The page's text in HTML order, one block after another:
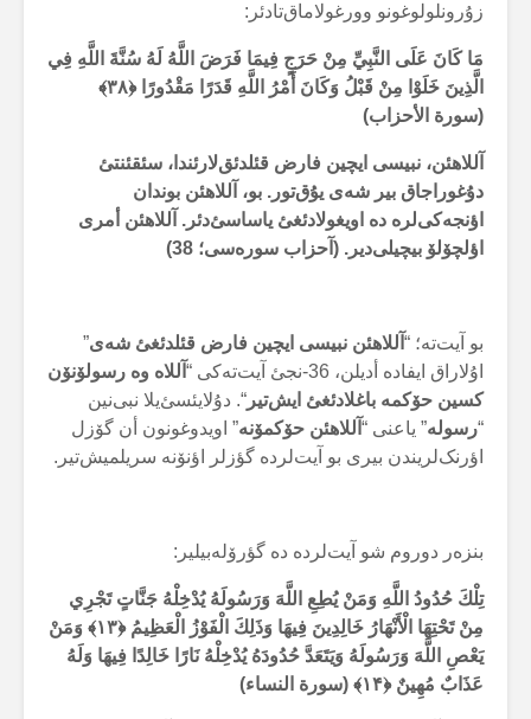
زۇرونلولوغونو وورغولاماق‌تادئر:
مَا كَانَ عَلَى النَّبِيِّ مِنْ حَرَجٍ فِيمَا فَرَضَ اللَّهُ لَهُ سُنَّةَ اللَّهِ فِي
الَّذِينَ خَلَوْا مِنْ قَبْلُ وَكَانَ أَمْرُ اللَّهِ قَدَرًا مَقْدُورًا
﴿۳۸﴾
(سورة الأحزاب)
آللاهئن، نبیسی ایچین فارض قئلدئق‌لارئندا، سئقئنتئ
دۇغوراجاق بیر شەی یۇق‌تور. بو، آللاهئن بوندان
اؤنجەکی‌لرە دە اویغولادئغئ یاساسئ‌دئر. آللاهئن أمری
اؤلچۆلۆ بیچیلی‌دیر. (آحزاب سورەسی؛ 38)
بو آیت‌تە؛ “ آللاهئن نبیسی ایچین فارض قئلدئغئ شەی”
اۇلاراق ایفادە أدیلن، 36-نجئ آیت‌تەکی “
آللاە وە رسولۆنۆن
کسین حۆکمە باغلادئغئ ایش‌تیر “. دۇلایئسئ‌یلا نبی‌نین
“رسولە” یاعنی “ آللاهئن حۆکمۆنە” اویدوغونون أن گۆزل
اؤرنک‌لریندن بیری بو آیت‌لردە گؤزلر اؤنۆنە سریلمیش‌تیر.
بنزەر دوروم شو آیت‌لردە دە گؤرۆلەبیلیر:
تِلْكَ حُدُودُ اللَّهِ وَمَنْ يُطِعِ اللَّهَ وَرَسُولَهُ يُدْخِلْهُ جَنَّاتٍ تَجْرِي
مِنْ تَحْتِهَا الْأَنْهَارُ خَالِدِينَ فِيهَا وَذَلِكَ الْفَوْزُ الْعَظِيمُ
﴿۱۳﴾ وَمَنْ
يَعْصِ اللَّهَ وَرَسُولَهُ وَيَتَعَدَّ حُدُودَهُ يُدْخِلْهُ نَارًا خَالِدًا فِيهَا وَلَهُ
عَذَابٌ مُهِينٌ ﴿۱۴﴾ (سورة النساء)